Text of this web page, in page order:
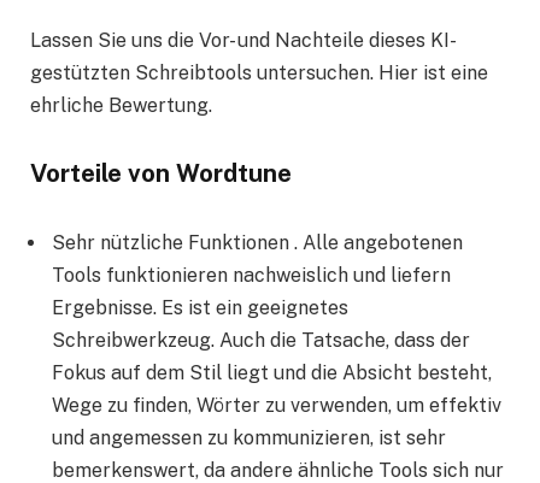
Lassen Sie uns die Vor- und Nachteile dieses KI-
gestützten Schreibtools untersuchen. Hier ist eine
ehrliche Bewertung.
Vorteile von Wordtune
Sehr nützliche Funktionen . Alle angebotenen
Tools funktionieren nachweislich und liefern
Ergebnisse. Es ist ein geeignetes
Schreibwerkzeug. Auch die Tatsache, dass der
Fokus auf dem Stil liegt und die Absicht besteht,
Wege zu finden, Wörter zu verwenden, um effektiv
und angemessen zu kommunizieren, ist sehr
bemerkenswert, da andere ähnliche Tools sich nur